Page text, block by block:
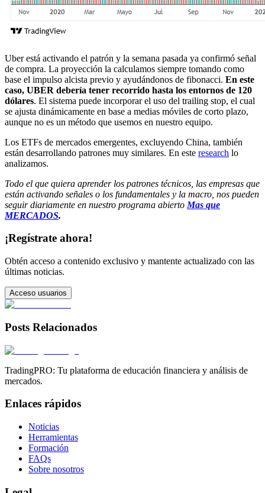
Uber está activando el patrón y la semana pasada ya confirmó señal
de compra. La proyección la calculamos siempre tomando como
base el impulso alcista previo y ayudándonos de fibonacci. En este
caso, UBER debería tener recorrido hasta los entornos de 120
dólares. El sistema puede incorporar el uso del trailing stop, el cual
se ajusta dinámicamente en base a medias móviles de corto plazo,
aunque no es un método que usemos en nuestro equipo.
Los ETFs de mercados emergentes, excluyendo China, también
están desarrollando patrones muy similares. En este research lo
analizamos.
Todo el que quiera aprender los patrones técnicos, las empresas que
están activando señales o los fundamentales y la macro, nos pueden
seguir diariamente en nuestro programa abierto Mas que
MERCADOS.
¡Regístrate ahora!
Obtén acceso a contenido exclusivo y mantente actualizado con las
últimas noticias.
Acceso usuarios
Posts Relacionados
TradingPRO: Tu plataforma de educación financiera y análisis de
mercados.
Enlaces rápidos
Noticias
Herramientas
Formación
FAQs
Sobre nosotros